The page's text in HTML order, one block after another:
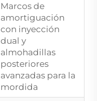
Marcos de
amortiguación
con inyección
dual y
almohadillas
posteriores
avanzadas para la
mordida